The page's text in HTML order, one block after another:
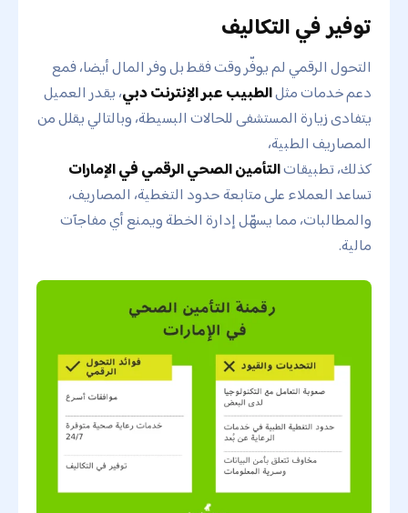
توفير في التكاليف
التحول الرقمي لم يوفّر وقت فقط بل وفر المال أيضا، فمع
دعم خدمات مثلالطبيب عبر الإنترنت دبي، يقدر العميل
يتفادى زيارة المستشفى للحالات البسيطة، وبالتالي يقلل من
المصاريف الطبية،
كذلك، تطبيقاتالتأمين الصحي الرقمي في الإمارات
تساعد العملاء على متابعة حدود التغطية، المصاريف،
والمطالبات، مما يسهّل إدارة الخطة ويمنع أي مفاجآت
مالية.